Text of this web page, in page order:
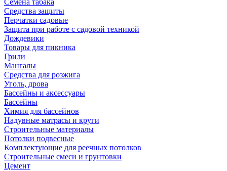
Семена табака
Средства защиты
Перчатки садовые
Защита при работе с садовой техникой
Дождевики
Товары для пикника
Грили
Мангалы
Средства для розжига
Уголь, дрова
Бассейны и аксессуары
Бассейны
Химия для бассейнов
Надувные матрасы и круги
Строительные материалы
Потолки подвесные
Комплектующие для реечных потолков
Строительные смеси и грунтовки
Цемент